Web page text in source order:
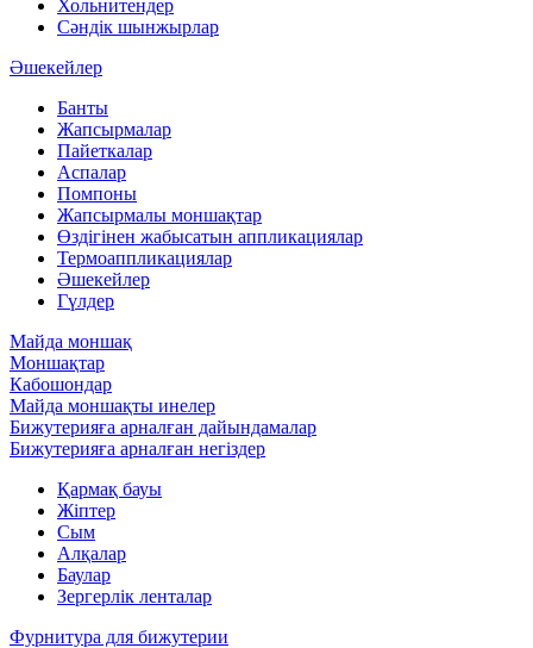
Хольнитендер
Сәндік шынжырлар
Әшекейлер
Банты
Жапсырмалар
Пайеткалар
Аспалар
Помпоны
Жапсырмалы моншақтар
Өздігінен жабысатын аппликациялар
Термоаппликациялар
Әшекейлер
Гүлдер
Майда моншақ
Моншақтар
Кабошондар
Майда моншақты инелер
Бижутерияға арналған дайындамалар
Бижутерияға арналған негіздер
Қармақ бауы
Жіптер
Сым
Алқалар
Баулар
Зергерлік ленталар
Фурнитура для бижутерии